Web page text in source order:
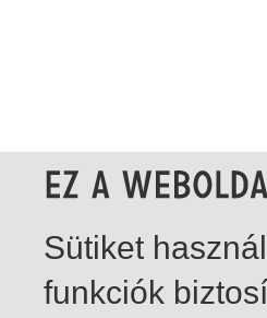
Sütiket
funkciók